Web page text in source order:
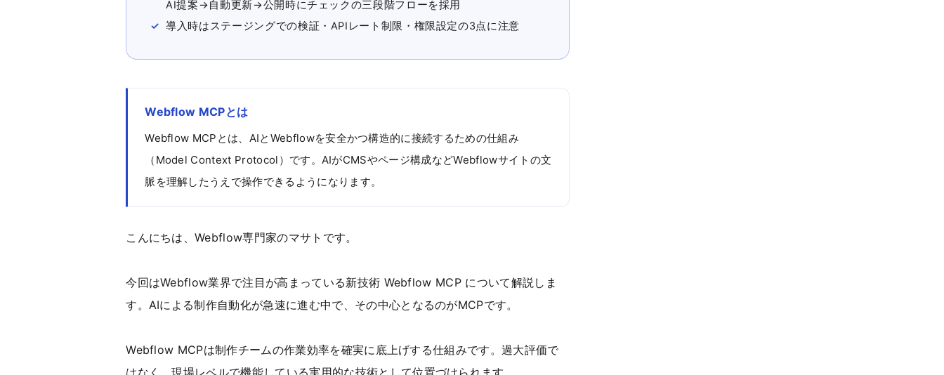
AI提案→自動更新→公開時にチェックの三段階フローを採用
導入時はステージングでの検証・APIレート制限・権限設定の3点に注意
Webflow MCPとは
Webflow MCPとは、AIとWebflowを安全かつ構造的に接続するための仕組み
（Model Context Protocol）です。AIがCMSやページ構成などWebflowサイトの文
脈を理解したうえで操作できるようになります。
こんにちは、Webflow専門家のマサトです。
今回はWebflow業界で注目が高まっている新技術 Webflow MCP について解説しま
す。AIによる制作自動化が急速に進む中で、その中心となるのがMCPです。
Webflow MCPは制作チームの作業効率を確実に底上げする仕組みです。過大評価で